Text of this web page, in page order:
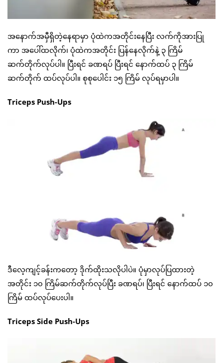
အနောက်အမှီရှိတဲ့နေရာမှာ ပုံထဲကအတိုင်းနေပြီး လက်ကိုအားပြု
ကာ အပေါ်ထလိုက်၊ ပုံထဲကအတိုင်း ပြန်နေလိုက်နဲ့ ၃ ကြိမ်
ဆက်တိုက်လုပ်ပါ။ ပြီးရင် ခဏရပ် ပြီးရင် နောက်ထပ် ၃ ကြိမ်
ဆက်တိုက် ထပ်လုပ်ပါ။ စုစုပေါင်း ၁၅ ကြိမ် လုပ်ရမှာပါ။
Triceps Push-Ups
ဒီလေ့ကျင့်ခန်းကတော့ ဒိုက်ထိုးသလိုပါပဲ။ ပုံမှာလုပ်ပြထားတဲ့
အတိုင်း ၁၀ ကြိမ်ဆက်တိုက်လုပ်ပြီး ခဏရပ်၊ ပြီးရင် နောက်ထပ် ၁၀
ကြိမ် ထပ်လုပ်ပေးပါ။
Triceps Side Push-Ups